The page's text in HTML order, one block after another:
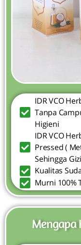
IDR VCO
Tanpa
Higieni
IDR VCO
Pressed (
Sehingga
Kualitas
Murni 100%
Mengapa